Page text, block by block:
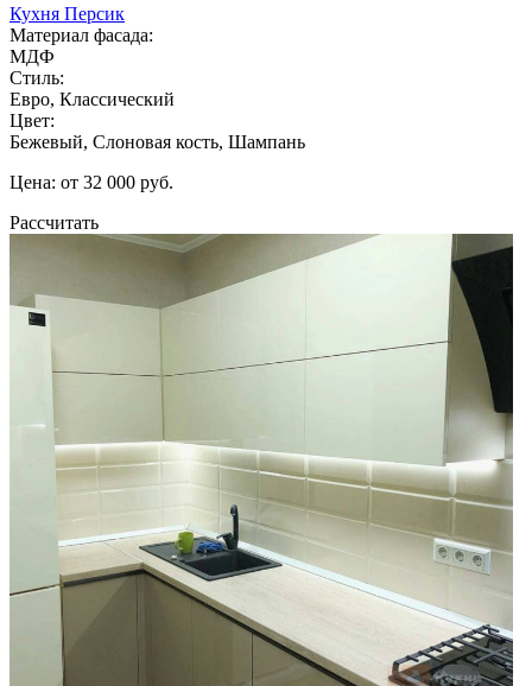
Кухня Персик
Материал фасада:
МДФ
Стиль:
Евро, Классический
Цвет:
Бежевый, Слоновая кость, Шампань
Цена: от 32 000 руб.
Рассчитать